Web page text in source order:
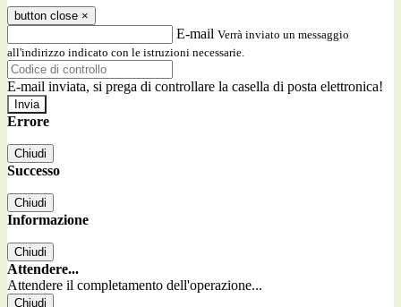
button close ×
E-mail Verrà inviato un messaggio
all'indirizzo indicato con le istruzioni necessarie.
E-mail inviata, si prega di controllare la casella di posta elettronica!
Errore
Chiudi
Successo
Chiudi
Informazione
Chiudi
Attendere...
Attendere il completamento dell'operazione...
Chiudi